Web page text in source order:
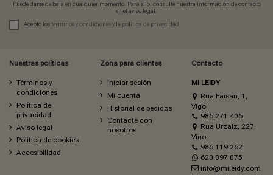
Puede darse de baja en cualquier momento. Para ello, consulte nuestra información de contacto
en el aviso legal.
Acepto lostérminos y condicionesy la política de privacidad
Nuestras políticas
Términos y
condiciones
Política de
privacidad
Aviso legal
Política de cookies
Accesibilidad
Zona para clientes
Iniciar sesión
Mi cuenta
Historial de pedidos
Contacte con
nosotros
Contacto
MI LEIDY
Rua Faisan, 1,
Vigo
986 271 406
Rua Urzaiz, 227,
Vigo
986 119 262
620 897 075
info@mileidy.com